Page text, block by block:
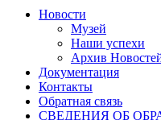
Новости
Музей
Наши успехи
Архив
Документация
Контакты
Обратная связь
СВЕДЕНИЯ ОБ